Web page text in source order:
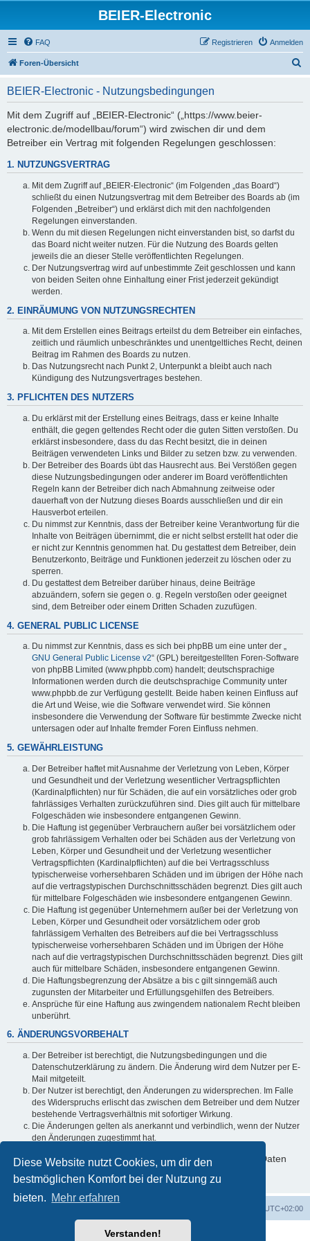
Diese Website nutzt Cookies, um dir den
bestmöglichen Komfort bei der Nutzung zu
bieten. Mehr erfahren
Verstanden!
BEIER-Electronic
FAQ Anmelden
Registrieren
Foren-Übersicht
BEIER-Electronic - Nutzungsbedingungen
Mit dem Zugriff auf „BEIER-Electronic“ („https://www.beier-
electronic.de/modellbau/forum“) wird zwischen dir und dem
Betreiber ein Vertrag mit folgenden Regelungen geschlossen:
1. NUTZUNGSVERTRAG
Mit dem Zugriff auf „BEIER-Electronic“ (im Folgenden „das Board“)
schließt du einen Nutzungsvertrag mit dem Betreiber des Boards ab (im
Folgenden „Betreiber“) und erklärst dich mit den nachfolgenden
Regelungen einverstanden.
Wenn du mit diesen Regelungen nicht einverstanden bist, so darfst du
das Board nicht weiter nutzen. Für die Nutzung des Boards gelten
jeweils die an dieser Stelle veröffentlichten Regelungen.
Der Nutzungsvertrag wird auf unbestimmte Zeit geschlossen und kann
von beiden Seiten ohne Einhaltung einer Frist jederzeit gekündigt
werden.
2. EINRÄUMUNG VON NUTZUNGSRECHTEN
Mit dem Erstellen eines Beitrags erteilst du dem Betreiber ein einfaches,
zeitlich und räumlich unbeschränktes und unentgeltliches Recht, deinen
Beitrag im Rahmen des Boards zu nutzen.
Das Nutzungsrecht nach Punkt 2, Unterpunkt a bleibt auch nach
Kündigung des Nutzungsvertrages bestehen.
3. PFLICHTEN DES NUTZERS
Du erklärst mit der Erstellung eines Beitrags, dass er keine Inhalte
enthält, die gegen geltendes Recht oder die guten Sitten verstoßen. Du
erklärst insbesondere, dass du das Recht besitzt, die in deinen
Beiträgen verwendeten Links und Bilder zu setzen bzw. zu verwenden.
Der Betreiber des Boards übt das Hausrecht aus. Bei Verstößen gegen
diese Nutzungsbedingungen oder anderer im Board veröffentlichten
Regeln kann der Betreiber dich nach Abmahnung zeitweise oder
dauerhaft von der Nutzung dieses Boards ausschließen und dir ein
Hausverbot erteilen.
Du nimmst zur Kenntnis, dass der Betreiber keine Verantwortung für die
Inhalte von Beiträgen übernimmt, die er nicht selbst erstellt hat oder die
er nicht zur Kenntnis genommen hat. Du gestattest dem Betreiber, dein
Benutzerkonto, Beiträge und Funktionen jederzeit zu löschen oder zu
sperren.
Du gestattest dem Betreiber darüber hinaus, deine Beiträge
abzuändern, sofern sie gegen o. g. Regeln verstoßen oder geeignet
sind, dem Betreiber oder einem Dritten Schaden zuzufügen.
4. GENERAL PUBLIC LICENSE
Du nimmst zur Kenntnis, dass es sich bei phpBB um eine unter der „
GNU General Public License v2“ (GPL) bereitgestellten Foren-Software
von phpBB Limited (www.phpbb.com) handelt; deutschsprachige
Informationen werden durch die deutschsprachige Community unter
www.phpbb.de zur Verfügung gestellt. Beide haben keinen Einfluss auf
die Art und Weise, wie die Software verwendet wird. Sie können
insbesondere die Verwendung der Software für bestimmte Zwecke nicht
untersagen oder auf Inhalte fremder Foren Einfluss nehmen.
5. GEWÄHRLEISTUNG
Der Betreiber haftet mit Ausnahme der Verletzung von Leben, Körper
und Gesundheit und der Verletzung wesentlicher Vertragspflichten
(Kardinalpflichten) nur für Schäden, die auf ein vorsätzliches oder grob
fahrlässiges Verhalten zurückzuführen sind. Dies gilt auch für mittelbare
Folgeschäden wie insbesondere entgangenen Gewinn.
Die Haftung ist gegenüber Verbrauchern außer bei vorsätzlichem oder
grob fahrlässigem Verhalten oder bei Schäden aus der Verletzung von
Leben, Körper und Gesundheit und der Verletzung wesentlicher
Vertragspflichten (Kardinalpflichten) auf die bei Vertragsschluss
typischerweise vorhersehbaren Schäden und im übrigen der Höhe nach
auf die vertragstypischen Durchschnittsschäden begrenzt. Dies gilt auch
für mittelbare Folgeschäden wie insbesondere entgangenen Gewinn.
Die Haftung ist gegenüber Unternehmern außer bei der Verletzung von
Leben, Körper und Gesundheit oder vorsätzlichem oder grob
fahrlässigem Verhalten des Betreibers auf die bei Vertragsschluss
typischerweise vorhersehbaren Schäden und im Übrigen der Höhe
nach auf die vertragstypischen Durchschnittsschäden begrenzt. Dies gilt
auch für mittelbare Schäden, insbesondere entgangenen Gewinn.
Die Haftungsbegrenzung der Absätze a bis c gilt sinngemäß auch
zugunsten der Mitarbeiter und Erfüllungsgehilfen des Betreibers.
Ansprüche für eine Haftung aus zwingendem nationalem Recht bleiben
unberührt.
6. ÄNDERUNGSVORBEHALT
Der Betreiber ist berechtigt, die Nutzungsbedingungen und die
Datenschutzerklärung zu ändern. Die Änderung wird dem Nutzer per E-
Mail mitgeteilt.
Der Nutzer ist berechtigt, den Änderungen zu widersprechen. Im Falle
des Widerspruchs erlischt das zwischen dem Betreiber und dem Nutzer
bestehende Vertragsverhältnis mit sofortiger Wirkung.
Die Änderungen gelten als anerkannt und verbindlich, wenn der Nutzer
den Änderungen zugestimmt hat.
Informationen über den Umgang mit deinen persönlichen Daten
sind in der Datenschutzerklärung enthalten.
UTC+02:00
Powered byphpBB® Forum Software © phpBB Limited